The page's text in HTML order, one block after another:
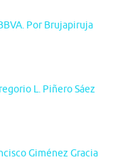
Por Brujapiruja
L. Piñero Sáez
Giménez Gracia